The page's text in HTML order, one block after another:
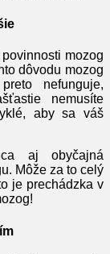
mozog
dôvodu mozog
nefunguje,
nemusíte
aby sa váš
aj obyčajná
Môže za to celý
je prechádzka v